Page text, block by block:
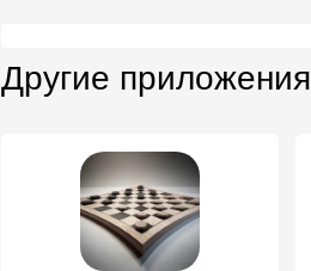
Другие приложения